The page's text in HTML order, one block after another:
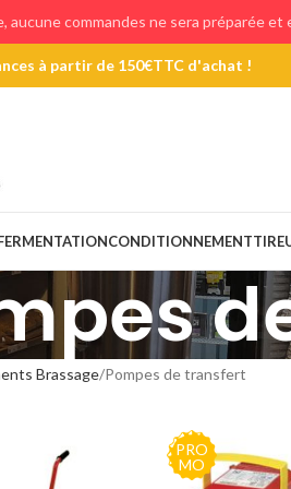
! Cliquez pour plus d'informations
CONDITIONNEMENT
Brassage Pompes de transfert
PRO
MO
aucune commandes ne sera préparée